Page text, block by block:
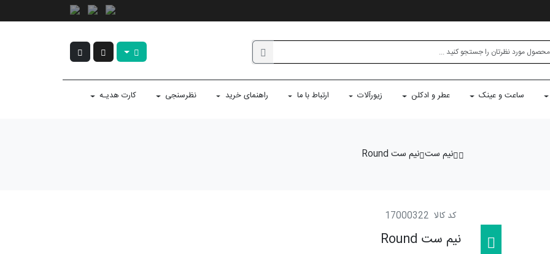
ساعت و عینک عطر و ادکلن زیورآلات ارتباط با ما راهنمای خرید نظرسنجی کارت هدیـه
نیم ست نیم ست Round
کد کالا 17000322
نیم ست Round